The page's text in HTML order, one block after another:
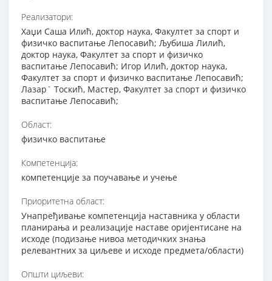
Реализатори:
Хаџи Саша Илић, доктор наука, Факултет за спорт и
физичко васпитање Лепосавић; Љубиша Лилић,
доктор наука, Факултет за спорт и физичко
васпитање Лепосавић; Игор Илић, доктор наука,
Факултет за спорт и физичко васпитање Лепосавић;
Лазар` Тоскић, Мастер, Факултет за спорт и физичко
васпитање Лепосавић;
Област:
физичко васпитање
Компетенција:
компетенције за поучавање и учење
Приоритетна област:
Унапређивање компетенција наставника у области
планирања и реализације наставе оријентисане на
исходе (подизање нивоа методичких знања
релевантних за циљеве и исходе предмета/области)
Општи циљеви: